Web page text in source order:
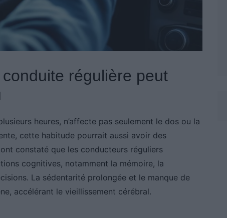
régulière peut
heures, n’affecte pas seulement le dos ou la
cette habitude pourrait aussi avoir des
constaté que les conducteurs réguliers
cognitives, notamment la mémoire, la
La sédentarité prolongée et le manque de
accélérant le vieillissement cérébral.